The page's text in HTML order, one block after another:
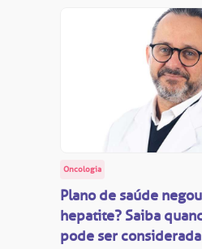
Oncologia
Plano de saúde
hepatite? Saiba
pode ser